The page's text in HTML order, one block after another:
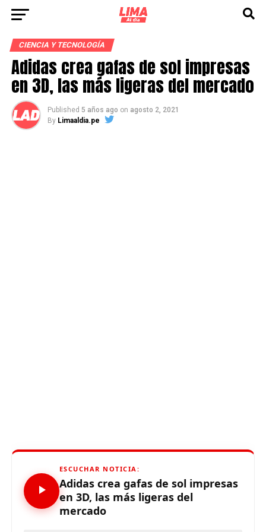
CIENCIA Y TECNOLOGÍA
Adidas crea gafas de sol impresas
en 3D, las más ligeras del mercado
Published 5 años ago on agosto 2, 2021
By Limaaldia.pe
ESCUCHAR NOTICIA:
Adidas crea gafas de sol impresas
en 3D, las más ligeras del
mercado